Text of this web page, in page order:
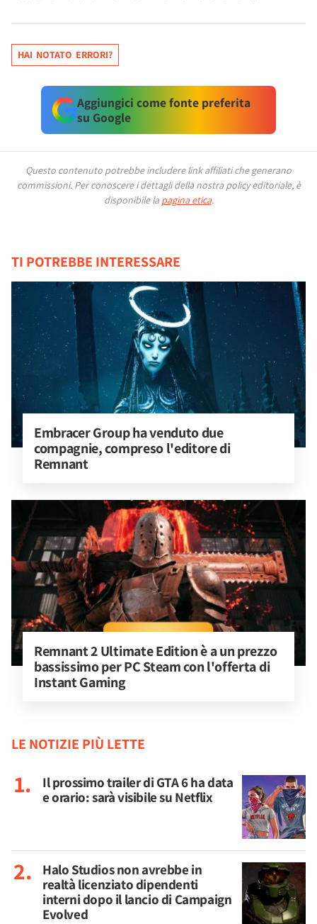
HAI NOTATO ERRORI?
Aggiungici come fonte preferita
su Google
Questo contenuto potrebbe includere link affiliati che generano
commissioni. Per conoscere i dettagli della nostra policy editoriale, è
disponibile la pagina etica.
TI POTREBBE INTERESSARE
Embracer Group ha venduto due
compagnie, compreso l'editore di
Remnant
Remnant 2 Ultimate Edition è a un prezzo
bassissimo per PC Steam con l'offerta di
Instant Gaming
LE NOTIZIE PIÙ LETTE
Il prossimo trailer di GTA 6 ha data
e orario: sarà visibile su Netflix
Halo Studios non avrebbe in
realtà licenziato dipendenti
interni dopo il lancio di Campaign
Evolved